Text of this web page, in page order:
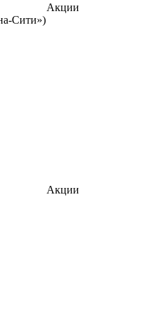
Акции
Сити»)
Акции